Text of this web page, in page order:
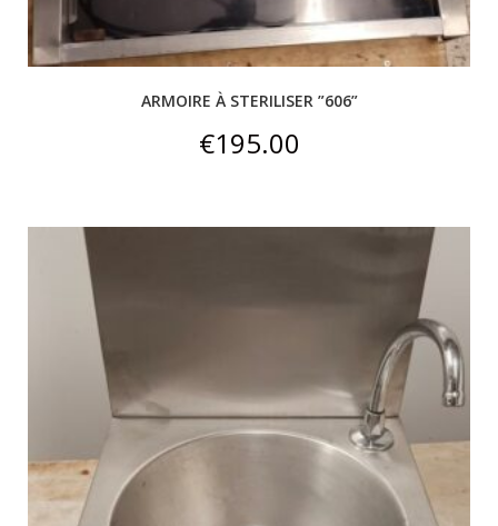
ARMOIRE À STERILISER ”606”
€195.00